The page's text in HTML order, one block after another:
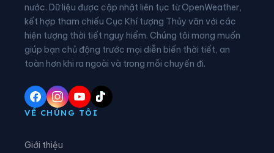
Xã Đồng Văn Xã Đồng Yên
Xã Du Già Xã Đường Hồng
Xã Đường Thượng Xã Giáp Trung
Xã Hàm Yên
Xã Hòa An
nước. Dữ liệu được cập nhật liên tục từ OpenWeather,
kết hợp tham chiếu Cục Khí tượng Thủy văn với các
hiện tượng thời tiết nguy hiểm. Chúng tôi mong muốn
giúp bạn chủ động trước mọi diễn biến thời tiết, an
toàn hơn khi ra ngoài và trong mỗi chuyến đi.
VỀ CHÚNG TÔI
Giới thiệu